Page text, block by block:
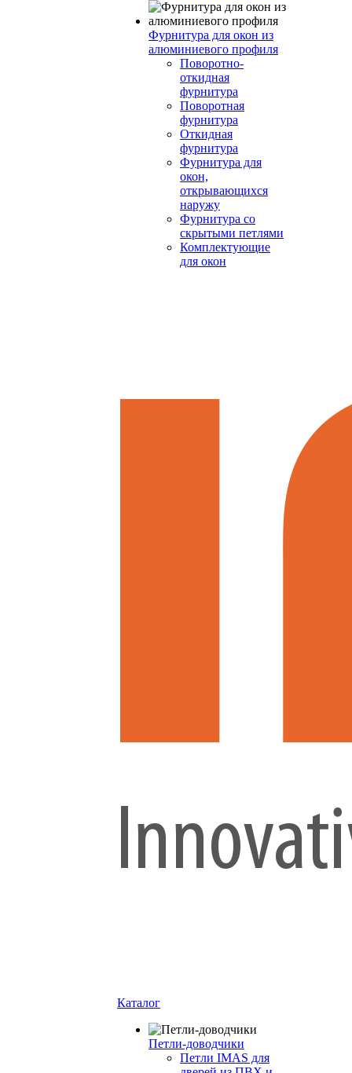
Фурнитура для окон из
алюминиевого профиля
Поворотно-
откидная
фурнитура
Поворотная
фурнитура
Откидная
фурнитура
Фурнитура для
окон,
открывающихся
наружу
Фурнитура со
скрытыми петлями
Комплектующие
для окон
Каталог
Петли-доводчики
Петли IMAS для